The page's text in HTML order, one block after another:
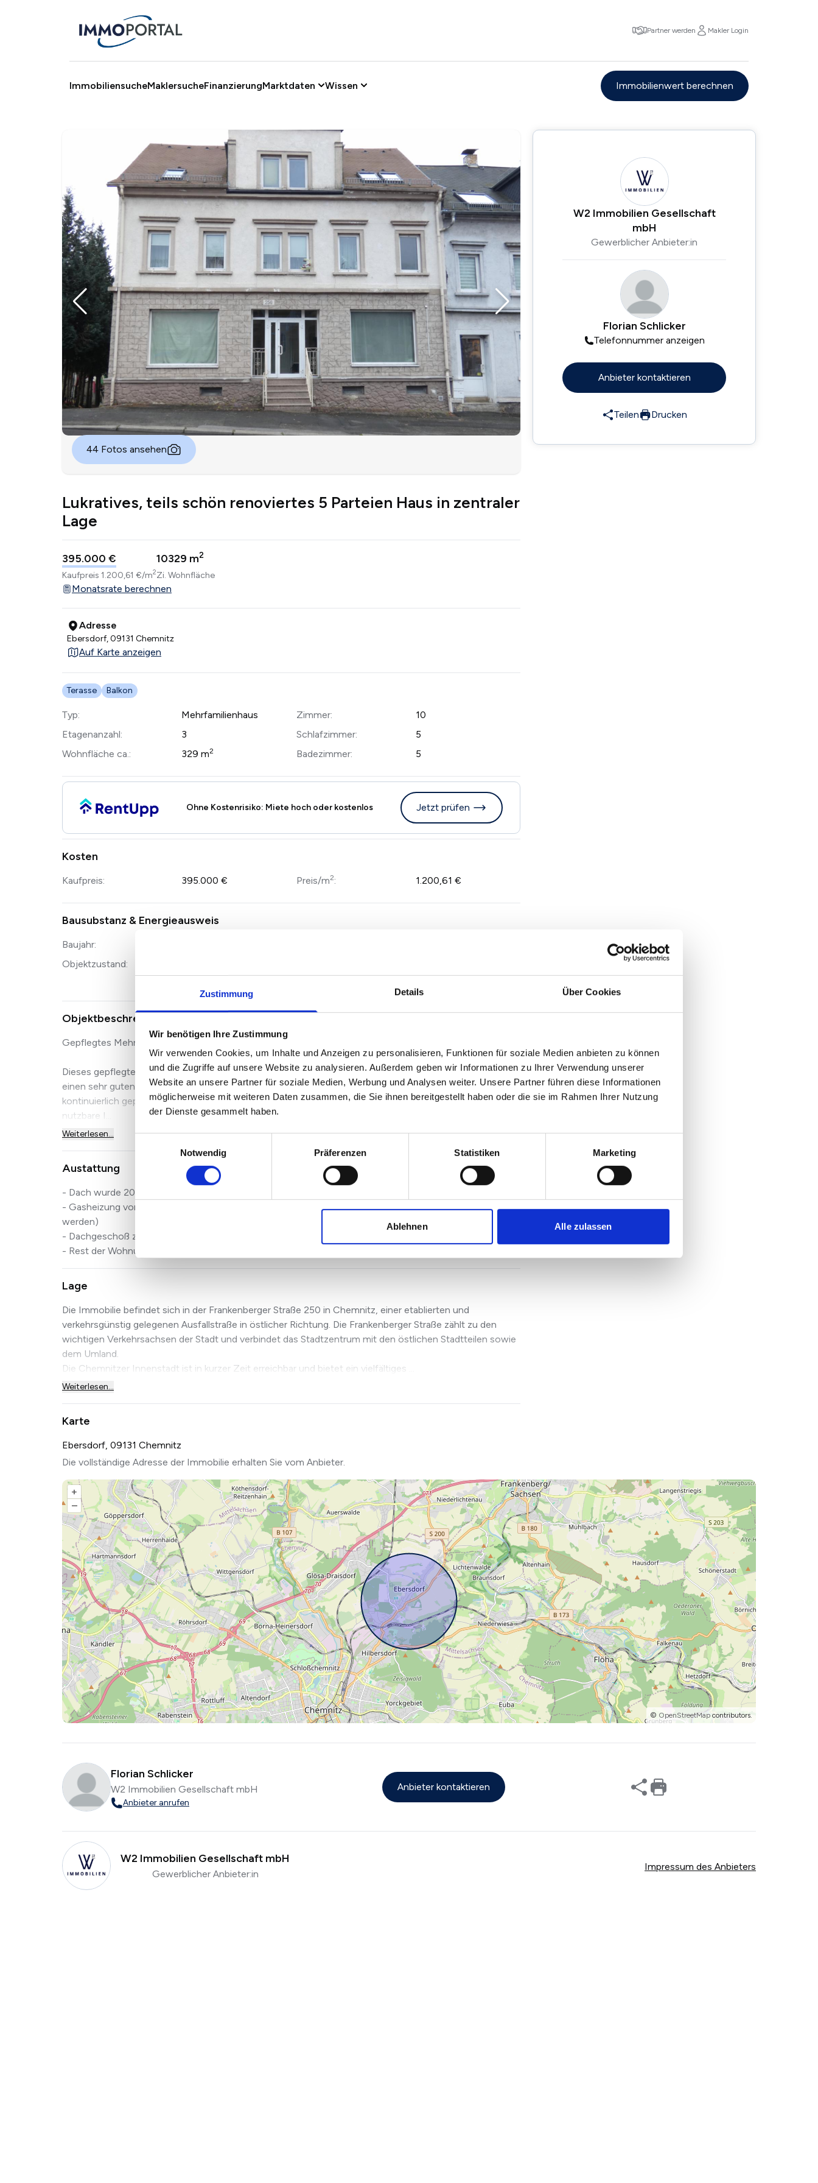
Zustimmung Details Über Cookies
Wir benötigen Ihre Zustimmung
Wir verwenden Cookies, um Inhalte und Anzeigen zu personalisieren, Funktionen für soziale Medien anbieten zu können
und die Zugriffe auf unsere Website zu analysieren. Außerdem geben wir Informationen zu Ihrer Verwendung unserer
Website an unsere Partner für soziale Medien, Werbung und Analysen weiter. Unsere Partner führen diese Informationen
möglicherweise mit weiteren Daten zusammen, die Sie ihnen bereitgestellt haben oder die sie im Rahmen Ihrer Nutzung
der Dienste gesammelt haben.
Notwendig
Präferenzen Statistiken Marketing
Ablehnen Alle zulassen
Partner werden Makler Login
ImmobiliensucheMaklersucheFinanzierungMarktdaten Wissen Immobilienwert berechnen
44 Fotos ansehen
Lukratives, teils schön renoviertes 5 Parteien Haus in zentraler
Lage
395.000 €
Kaufpreis 1.200,61 €/m2
10
Zi.
329 m2
Wohnfläche
Monatsrate berechnen
Adresse
Ebersdorf, 09131 Chemnitz
Auf Karte anzeigen
Terasse Balkon
Typ:
Mehrfamilienhaus
Etagenanzahl:
3
Wohnfläche ca.:
329 m2
Zimmer:
10
Schlafzimmer:
5
Badezimmer:
5
Ohne Kostenrisiko: Miete hoch oder kostenlos Jetzt prüfen
Kosten
Kaufpreis: 395.000 € Preis/m2: 1.200,61 €
Bausubstanz & Energieausweis
Baujahr:
Objektzustand:
Energieausweis: liegt nicht vor
Objektbeschreibung
Gepflegtes Mehrparteienhaus mit 5 Einheiten in zentrumsnaher Lage von Chemnitz.
Dieses gepflegte Mehrparteienhaus überzeugt durch seine attraktive, zentrumsnahe Lage sowie durch
einen sehr guten baulichen und optischen Zustand. Die Immobilie wurde in den vergangenen Jahren
kontinuierlich gepflegt und instand gehalten und präsentiert sich heute als wertstabile und vielseitig
nutzbare I...
Weiterlesen...
Austattung
- Dach wurde 2022 erneuert
- Gasheizung von 1995 (kann auf Wunsch gegen einen Aufpreis von 8.000€ vom Eigentümer erneuert
werden)
- Dachgeschoß zwei-fach-verglaste Holzfenster
- Rest der Wohnung zwei-fach-verglaste Kunststoffenster
Lage
Die Immobilie befindet sich in der Frankenberger Straße 250 in Chemnitz, einer etablierten und
verkehrsgünstig gelegenen Ausfallstraße in östlicher Richtung. Die Frankenberger Straße zählt zu den
wichtigen Verkehrsachsen der Stadt und verbindet das Stadtzentrum mit den östlichen Stadtteilen sowie
dem Umland.
Die Chemnitzer Innenstadt ist in kurzer Zeit erreichbar und bietet ein vielfältiges ...
Weiterlesen...
W2 Immobilien Gesellschaft
mbH
Gewerblicher Anbieter:in
Florian Schlicker
Telefonnummer anzeigen
Anbieter kontaktieren
Teilen Drucken
Karte
Ebersdorf, 09131 Chemnitz
Die vollständige Adresse der Immobilie erhalten Sie vom Anbieter.
+
–
© OpenStreetMap contributors.
Florian Schlicker
W2 Immobilien Gesellschaft mbH
Anbieter anrufen
Anbieter kontaktieren
W2 Immobilien Gesellschaft mbH
Gewerblicher Anbieter:in
Impressum des Anbieters